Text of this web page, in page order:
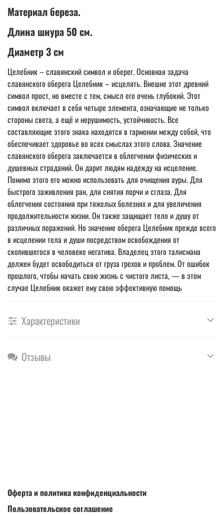
Материал береза.
Длина шнура 50 см.
Диаметр 3 см
Целебник – славянский символ и оберег. Основная задача
славянского оберега Целебник – исцелять. Внешне этот древний
символ прост, но вместе с тем, смысл его очень глубокий. Этот
символ включает в себя четыре элемента, означающие не только
стороны света, а ещё и нерушимость, устойчивость. Все
составляющие этого знака находятся в гармонии между собой, что
обеспечивает здоровье во всех смыслах этого слова. Значение
славянского оберега заключается в облегчении физических и
душевных страданий. Он дарит людям надежду на исцеление.
Помимо этого его можно использовать для очищения ауры. Для
быстрого заживления ран, для снятия порчи и сглаза. Для
облегчения состояния при тяжелых болезнях и для увеличения
продолжительности жизни. Он также защищает тело и душу от
различных поражений. Но значение оберега Целебник прежде всего
в исцелении тела и души посредством освобождения от
скопившегося в человеке негатива. Владелец этого талисмана
должен будет освободиться от груза грехов и проблем. От ошибок
прошлого, чтобы начать свою жизнь с чистого листа, — в этом
случае Целебник окажет ему свою эффективную помощь
Характеристики
Отзывы
Оферта и политика конфиденциальности
Пользовательское соглашение